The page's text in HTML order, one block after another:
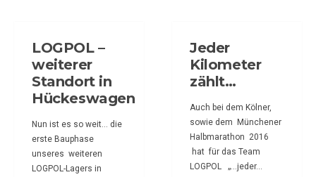
LOGPOL –
weiterer
Standort in
Hückeswagen
Nun ist es so weit… die
erste Bauphase
unseres weiteren
LOGPOL-Lagers in
Jeder
Kilometer
zählt…
Auch bei dem Kölner,
sowie dem Münchener
Halbmarathon 2016
hat für das Team
LOGPOL „…jeder...